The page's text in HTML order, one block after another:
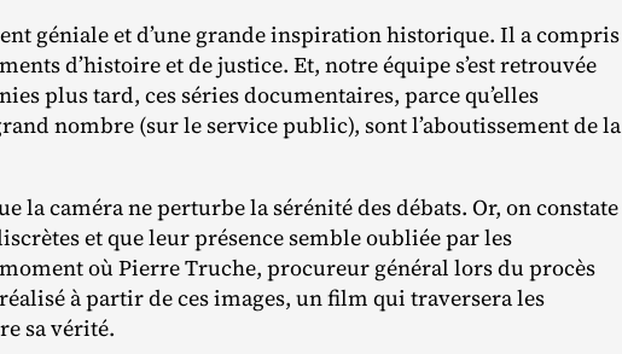
géniale et d’une grande inspiration historique. Il a compris
d’histoire et de justice. Et, notre équipe s’est retrouvée
plus tard, ces séries documentaires, parce qu’elles
nombre (sur le service public), sont l’aboutissement de la
la caméra ne perturbe la sérénité des débats. Or, on constate
et que leur présence semble oubliée par les
où Pierre Truche, procureur général lors du procès
à partir de ces images, un film qui traversera les
sa vérité.